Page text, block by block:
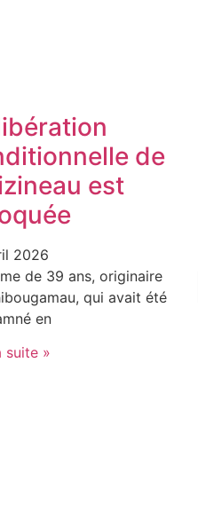
de
est
2026
de 39 ans, originaire
qui avait été
en
suite »